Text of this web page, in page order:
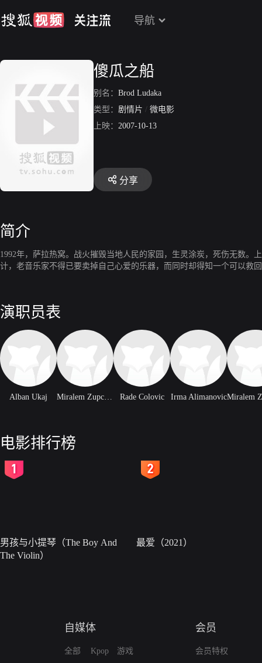
导航
傻瓜之船
别名： Brod Ludaka
类型： 剧情片 / 微电影
上映： 2007-10-13
分享
简介
1992年，萨拉热窝。战火摧毁当地人民的家园，生灵涂炭，死伤无数
计，老音乐家不得已要卖掉自己心爱的乐器，而同时却得知一个可以救
演职员表
Alban Ukaj Miralem Zupcevic Rade Colovic Irma Alimanovic
电影排行榜
男孩与小提琴（The Boy And
The Violin）
最爱（2021）
自媒体
全部
Kpop
游戏
会员
会员特权